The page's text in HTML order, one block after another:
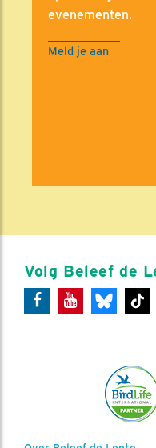
evenementen.
Meld je aan
Volg Beleef de